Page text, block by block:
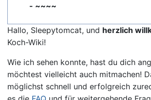
- ~~~~
Hallo, Sleepytomcat, und herzlich
Koch-Wiki!
Wie ich sehen konnte, hast du dich
möchtest vielleicht auch mitmachen!
möglichst schnell und erfolgreich